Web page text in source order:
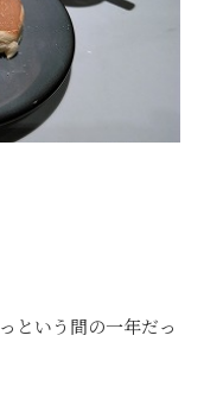
という間の一年だっ